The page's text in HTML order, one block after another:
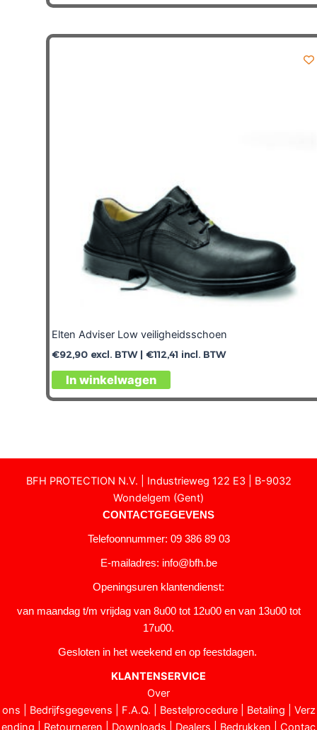
Elten Adviser Low veiligheidsschoen
€92,90 excl. BTW | €112,41 incl. BTW
In winkelwagen
BFH PROTECTION N.V. | Industrieweg 122 E3 | B-9032
Wondelgem (Gent)
CONTACTGEGEVENS
Telefoonnummer: 09 386 89 03
E-mailadres: info@bfh.be
Openingsuren klantendienst:
van maandag t/m vrijdag van 8u00 tot 12u00 en van 13u00 tot
17u00.
Gesloten in het weekend en op feestdagen.
KLANTENSERVICE
Over
ons
Bedrijfsgegevens F.A.Q. Bestelprocedure| Betaling
Verz
ending
Retourneren Downloads Dealers Bedrukken Contac